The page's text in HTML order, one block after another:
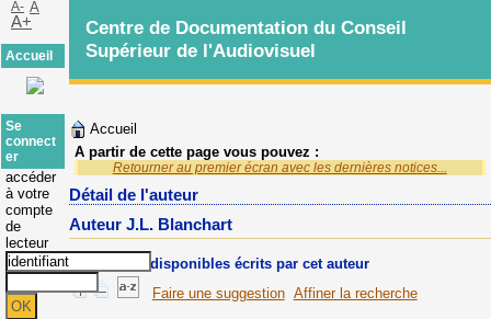
Accueil
A partir de cette page vous pouvez :
Retourner au premier écran avec les dernières notices...
Détail de l'auteur
Auteur J.L. Blanchart
Documents disponibles écrits par cet auteur
Faire une suggestion Affiner la recherche
Centre de Documentation du Conseil
Supérieur de l'Audiovisuel
A- A
A+
Accueil
Se
connect
er
accéder
à votre
compte
de
lecteur